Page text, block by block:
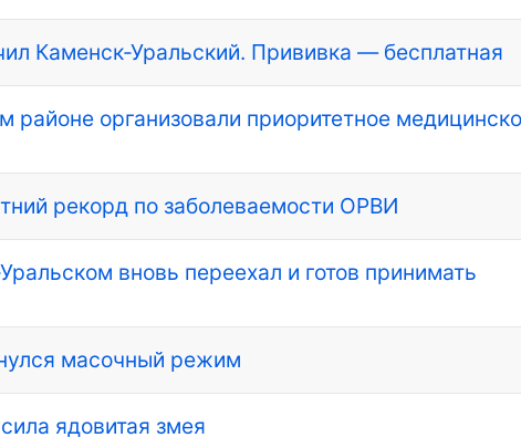
Каменск-Уральский. Прививка — бесплатная
организовали приоритетное
рекорд по заболеваемости ОРВИ
вновь переехал и готов принимать
масочный режим
ядовитая змея